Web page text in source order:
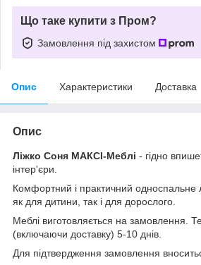
Що таке купити з Пром?
Замовлення під захистом
Опис Характеристики Доставка
Опис
Ліжко Соня МАКСІ-Меблі - гідно
інтер'єри.
Комфортний і практичний односпальне
як для дитини, так і для дорослого.
Меблі виготовляється на замовлення.
(включаючи доставку) 5-10 днів.
Для підтвердження замовлення